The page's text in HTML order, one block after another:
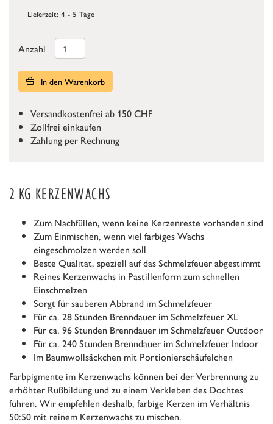
Lieferzeit: 4 - 5 Tage
Anzahl
In den Warenkorb
Versandkostenfrei ab 150 CHF
Zollfrei einkaufen
Zahlung per Rechnung
2 KG KERZENWACHS
Zum Nachfüllen, wenn keine Kerzenreste vorhanden sind
Zum Einmischen, wenn viel farbiges Wachs
eingeschmolzen werden soll
Beste Qualität, speziell auf das Schmelzfeuer abgestimmt
Reines Kerzenwachs in Pastillenform zum schnellen
Einschmelzen
Sorgt für sauberen Abbrand im Schmelzfeuer
Für ca. 28 Stunden Brenndauer im Schmelzfeuer XL
Für ca. 96 Stunden Brenndauer im Schmelzfeuer Outdoor
Für ca. 240 Stunden Brenndauer im Schmelzfeuer Indoor
Im Baumwollsäckchen mit Portionierschäufelchen
Farbpigmente im Kerzenwachs können bei der Verbrennung zu
erhöhter Rußbildung und zu einem Verkleben des Dochtes
führen. Wir empfehlen deshalb, farbige Kerzen im Verhältnis
50:50 mit reinem Kerzenwachs zu mischen.